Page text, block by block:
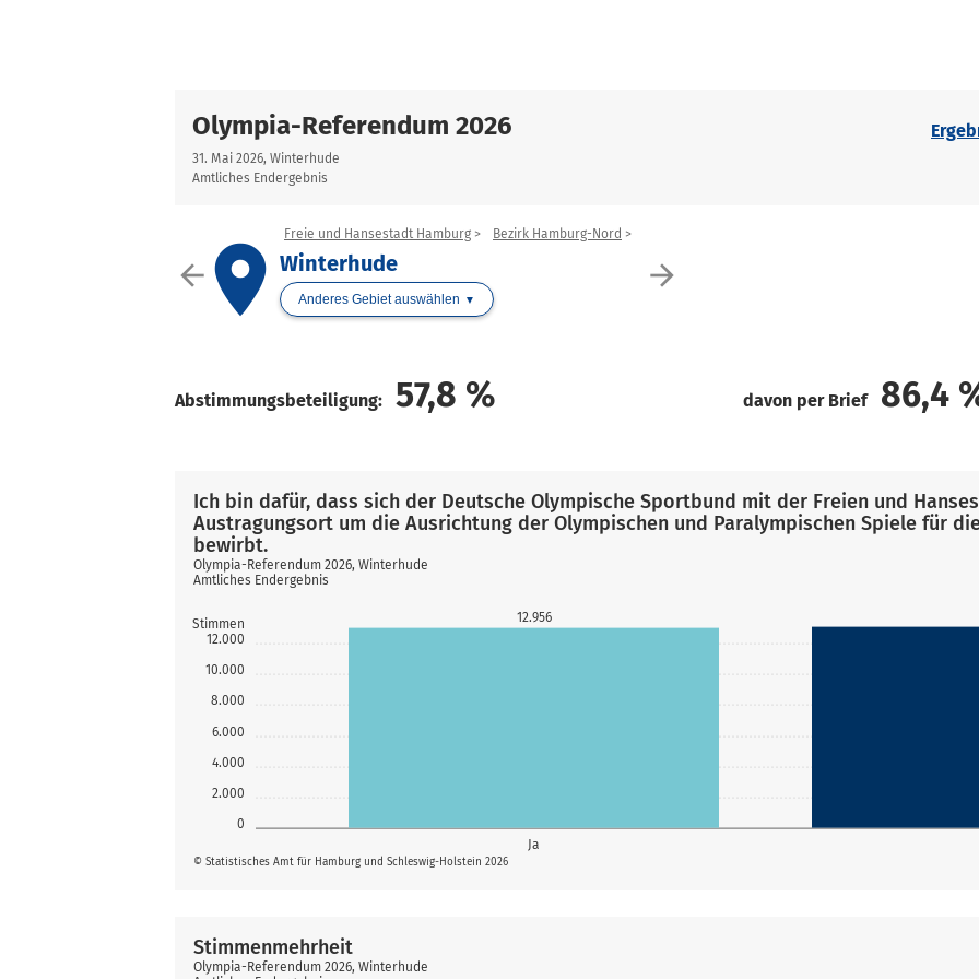
Olympia-Referendum 2026
31. Mai 2026, Winterhude
Amtliches Endergebnis
arrow_back arrow_forward
place
Freie und Hansestadt Hamburg Bezirk Hamburg-Nord
Winterhude
Anderes Gebiet auswählen
Abstimmungsbeteiligung: 57,8 % davon per Brief 86,4
0
2.000
4.000
6.000
8.000
10.000
12.000
Stimmen
Ja
12.956
© Statistisches Amt für Hamburg und Schleswig-Holstein 2026
Ich bin dafür, dass sich der Deutsche Olympische Sportbund mit der Freien und
Austragungsort um die Ausrichtung der Olympischen und Paralympischen Spiele für
bewirbt.
Olympia-Referendum 2026, Winterhude
Amtliches Endergebnis
Stimmenmehrheit
Olympia-Referendum 2026, Winterhude